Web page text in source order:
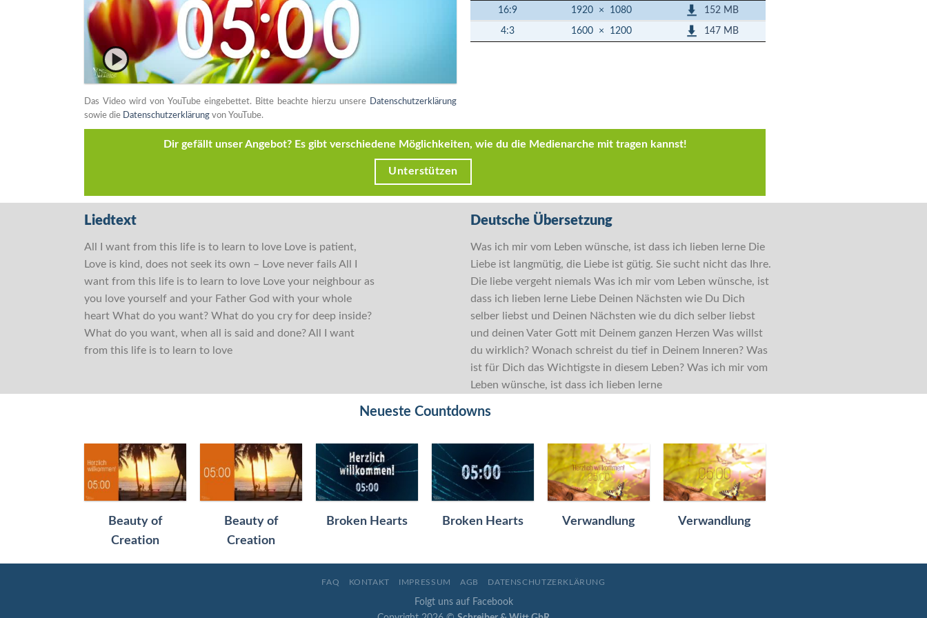
Das Video wird von YouTube eingebettet. Bitte beachte hierzu unsere
Datenschutzerklärung
sowie die
Datenschutzerklärung von YouTube.
16:9 1920 × 1080 152 MB
4:3 1600 × 1200 147 MB
Dir gefällt unser Angebot? Es gibt verschiedene Möglichkeiten, wie du die Medienarche mit tragen kannst!
Unterstützen
Liedtext Deutsche Übersetzung
All I want from this life is to learn to love Love is patient,
Love is kind, does not seek its own – Love never fails All I
want from this life is to learn to love Love your neighbour as
you love yourself and your Father God with your whole
heart What do you want? What do you cry for deep inside?
What do you want, when all is said and done? All I want
from this life is to learn to love
Was ich mir vom Leben wünsche, ist dass ich lieben lerne Die
Liebe ist langmütig, die Liebe ist gütig. Sie sucht nicht das Ihre.
Die liebe vergeht niemals Was ich mir vom Leben wünsche, ist
dass ich lieben lerne Liebe Deinen Nächsten wie Du Dich
selber liebst und Deinen Nächsten wie du dich selber liebst
und deinen Vater Gott mit Deinem ganzen Herzen Was willst
du wirklich? Wonach schreist du tief in Deinem Inneren? Was
ist für Dich das Wichtigste in diesem Leben? Was ich mir vom
Leben wünsche, ist dass ich lieben lerne
Neueste Countdowns
Beauty of
Creation
Beauty of
Creation
Broken Hearts Broken Hearts Verwandlung Verwandlung
FAQ KONTAKT IMPRESSUM AGB DATENSCHUTZERKLÄRUNG
Folgt uns auf Facebook